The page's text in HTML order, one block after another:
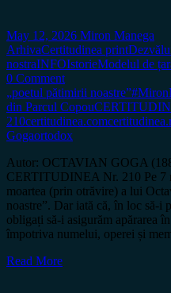
May 12, 2026 Miron Manega
ArhivaCertitudinea print
nostraINFOIstorieModelul de
0 Comment
„poetul pătimirii noastre”
din Parcul Copou
210certitudinea.com
Gogaortodox
Autor: OCTAVIAN GOGA
CERTITUDINEA Nr. 210 Pe 7
moartea (prin otrăvire) a lui
noastre”. Dar iată că, în loc să-i
obligați să-i asigurăm apărarea
împotriva numelui, operei și
Read More